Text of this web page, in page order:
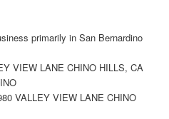
primarily in San Bernardino
VIEW LANE CHINO HILLS, CA
VALLEY VIEW LANE CHINO